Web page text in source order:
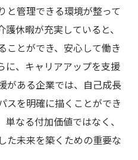
と管理できる環境が整って
休暇が充実していると、
ことができ、安心して働き
に、キャリアアップを支援
がある企業では、自己成長
スを明確に描くことができ
なる付加価値ではなく、
た未来を築くための重要な